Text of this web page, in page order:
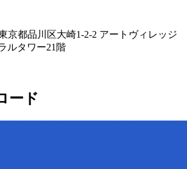
京都品川区大崎1-2-2 アートヴィレッジ
ルタワー21階
ード